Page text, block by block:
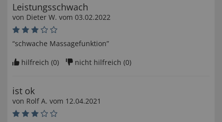
Leistungsschwach
von Dieter W. vom 03.02.2022
“schwache Massagefunktion”
hilfreich (0) nicht hilfreich (0)
ist ok
von Rolf A. vom 12.04.2021